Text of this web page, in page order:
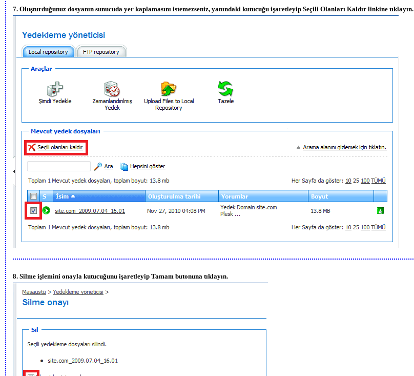
7. Oluşturduğunuz dosyanın sunucuda yer kaplamasını istemezseniz, yanındaki kutucuğu işaretleyip Seçili Olanları Kaldır linkine tıklayın.
8. Silme işlemini onayla kutucuğunu işaretleyip Tamam butonuna tıklayın.